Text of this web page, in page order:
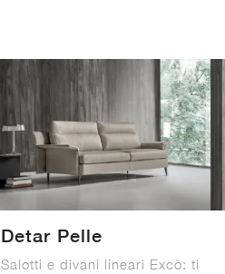
Detar Pelle
Salotti e divani lineari Excò: ti